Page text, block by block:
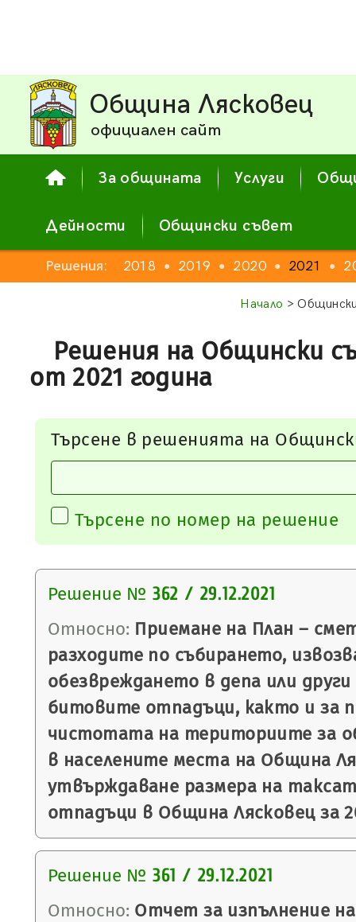
Община Лясковец
официален сайт
За общината Услуги
Дейности Общински съвет
Решения:
● 2017 2018 ● 2019 ● 2020 ● 2021 ●
Начало >
Решения на Общински
от 2021 година
Търсене в решенията на
Търсене по номер на решение
Решение № 362 / 29.12.2021
Относно: Приемане на План –
разходите по събирането,
обезвреждането в депа или
битовите отпадъци, както и за
чистотата на териториите за
в населените места на Община
утвърждаване размера на
отпадъци в Община Лясковец за
Решение № 361 / 29.12.2021
Относно: Отчет за изпълнение